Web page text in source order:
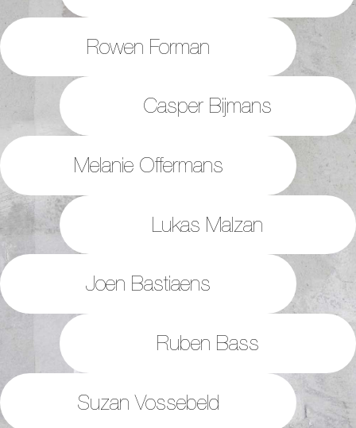
Rowen Forman
Casper Bijmans
Melanie Offermans
Lukas Malzan
Joen Bastiaens
Ruben Bass
Suzan Vossebeld